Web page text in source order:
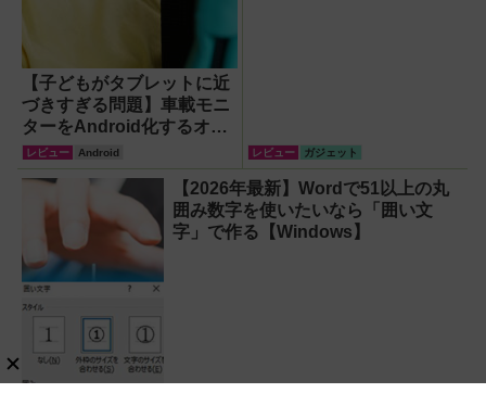
【子どもがタブレットに近
づきすぎる問題】車載モニ
ターをAndroid化するオッ
トキャスト「OTTOAIBOX
P3 Pro」を試してみた結果
レビュー Android レビュー ガジェット
【2026年最新】Wordで51以上の丸
囲み数字を使いたいなら「囲い文
字」で作る【Windows】